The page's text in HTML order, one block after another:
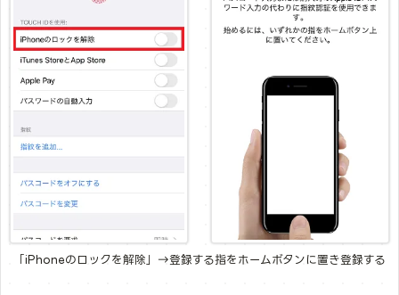
「iPhoneのロックを解除」→登録する指をホームボタンに置き登録する